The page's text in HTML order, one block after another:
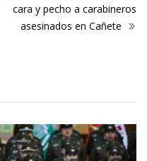
cara y pecho a carabineros
asesinados en Cañete